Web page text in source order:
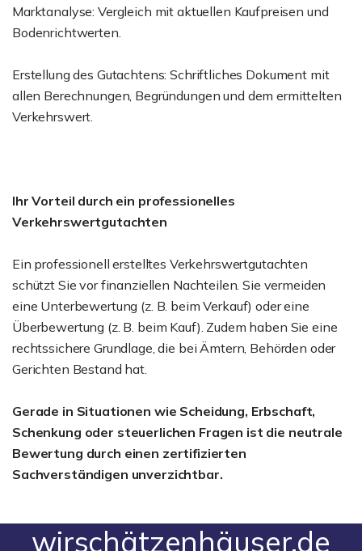
Marktanalyse: Vergleich mit aktuellen Kaufpreisen und
Bodenrichtwerten.
Erstellung des Gutachtens: Schriftliches Dokument mit
allen Berechnungen, Begründungen und dem ermittelten
Verkehrswert.
Ihr Vorteil durch ein professionelles
Verkehrswertgutachten
Ein professionell erstelltes Verkehrswertgutachten
schützt Sie vor finanziellen Nachteilen. Sie vermeiden
eine Unterbewertung (z. B. beim Verkauf) oder eine
Überbewertung (z. B. beim Kauf). Zudem haben Sie eine
rechtssichere Grundlage, die bei Ämtern, Behörden oder
Gerichten Bestand hat.
Gerade in Situationen wie Scheidung, Erbschaft,
Schenkung oder steuerlichen Fragen ist die neutrale
Bewertung durch einen zertifizierten
Sachverständigen unverzichtbar.
wirschätzenhäuser.de